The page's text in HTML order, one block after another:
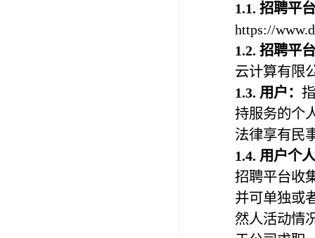
1.1. 招聘平
https://
1.2. 招聘平台
云计算有限
1.3. 用户：
持服务的个
法律享有民
1.4. 用户个
招聘平台收
并可单独或
然人活动情